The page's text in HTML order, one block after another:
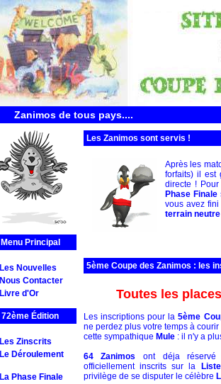
Zanimos de tous pays....
Menu Principal
Les Nouvelles
Nous Contacter
Livre d'Or
72ème Édition
Les Zinscrits
Le Déroulement
La Phase Finale
Les Zanimos sont servis !
Après les
forfaits) il est
directe !
Phase Finale
vous avez
terrain neutre
5ème Coupe des Zanimos : les
Toutes les
Les inscriptions pour la5ème
ne perdez plus votre temps à
cette sympathique Mule: il n'y a
64 Zanimos ont déja réservé
officiellement inscrits sur la
privilège de se disputer le célèbre